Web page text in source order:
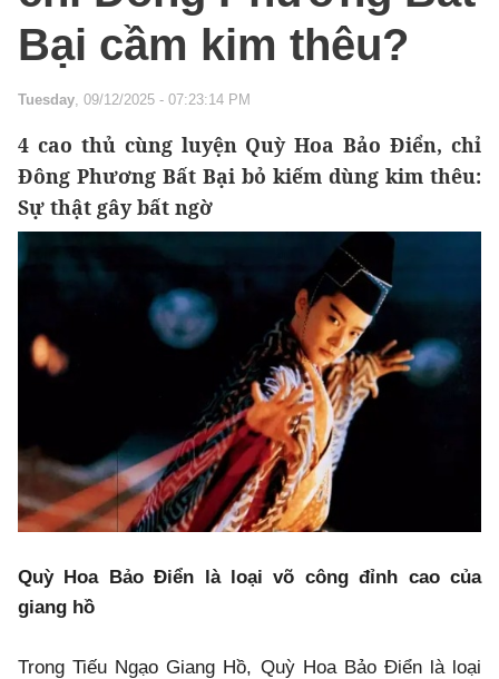
Bại cầm kim thêu?
Tuesday, 09/12/2025 - 07:23:14 PM
4 cao thủ cùng luyện Quỳ Hoa Bảo Điển, chỉ
Đông Phương Bất Bại bỏ kiếm dùng kim thêu:
Sự thật gây bất ngờ
Quỳ Hoa Bảo Điển là loại võ công đỉnh cao của
giang hồ
Trong Tiếu Ngạo Giang Hồ, Quỳ Hoa Bảo Điển là loại